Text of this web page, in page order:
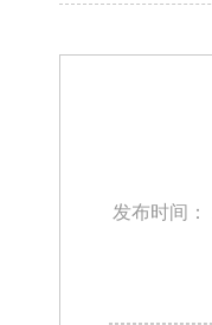
发布时间：